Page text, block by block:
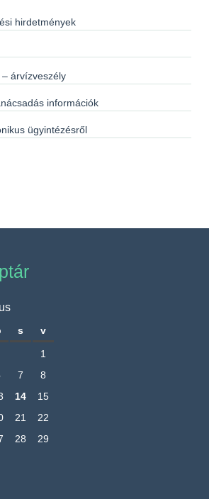
hirdetmények
árvízveszély
információk
ügyintézésről
s v
1
7
8
14
15
21
22
28
29